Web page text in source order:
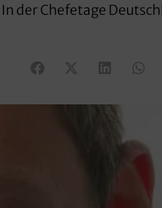
der Chefetage